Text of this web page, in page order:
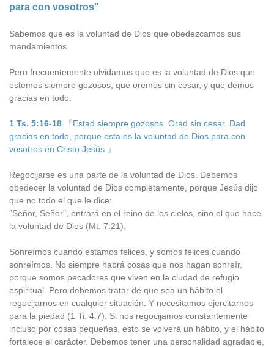
para con vosotros"
Sabemos que es la voluntad de Dios que obedezcamos sus
mandamientos.
Pero frecuentemente olvidamos que es la voluntad de Dios que
estemos siempre gozosos, que oremos sin cesar, y que demos
gracias en todo.
1 Ts. 5:16-18
『Estad siempre gozosos. Orad sin cesar. Dad
gracias en todo, porque esta es la voluntad de Dios para con
vosotros en Cristo Jesús.』
Regocijarse es una parte de la voluntad de Dios. Debemos
obedecer la voluntad de Dios completamente, porque Jesús dijo
que no todo el que le dice:
"Señor, Señor", entrará en el reino de los cielos, sino el que hace
la voluntad de Dios (Mt. 7:21).
Sonreímos cuando estamos felices, y somos felices cuando
sonreímos. No siempre habrá cosas que nos hagan sonreír,
porque somos pecadores que viven en la ciudad de refugio
espiritual. Pero debemos tratar de que sea un hábito el
regocijarnos en cualquier situación. Y necesitamos ejercitarnos
para la piedad (1 Ti. 4:7). Si nos regocijamos constantemente
incluso por cosas pequeñas, esto se volverá un hábito, y el hábito
fortalece el carácter. Debemos tener una personalidad agradable,